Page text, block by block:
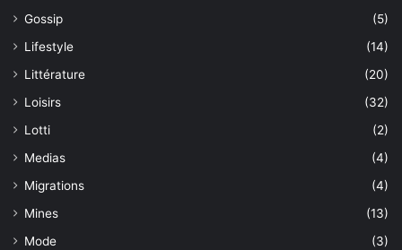
Gossip
(5)
Lifestyle
(14)
Littérature
(20)
Loisirs
(32)
Lotti
(2)
Medias
(4)
Migrations
(4)
Mines
(13)
Mode
(3)